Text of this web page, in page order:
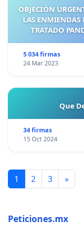
OBJECIÓN
LAS ENMIENDAS
TRATADO
5 034 firmas
24 Mar 2023
Que
34 firmas
15 Oct 2024
1 2 3 »
Peticiones.mx